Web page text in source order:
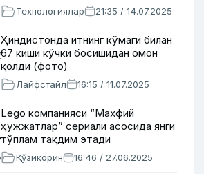
Технологиялар 21:35 / 14.07.2025
Ҳиндистонда итнинг кўмаги билан
67 киши кўчки босишидан омон
қолди (фото)
Лайфстайл 16:15 / 11.07.2025
Lego компанияси “Махфий
ҳужжатлар” сериали асосида янги
тўплам тақдим этади
Қўзиқорин 16:46 / 27.06.2025